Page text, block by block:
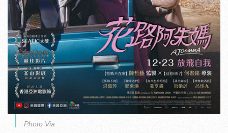
Photo Via